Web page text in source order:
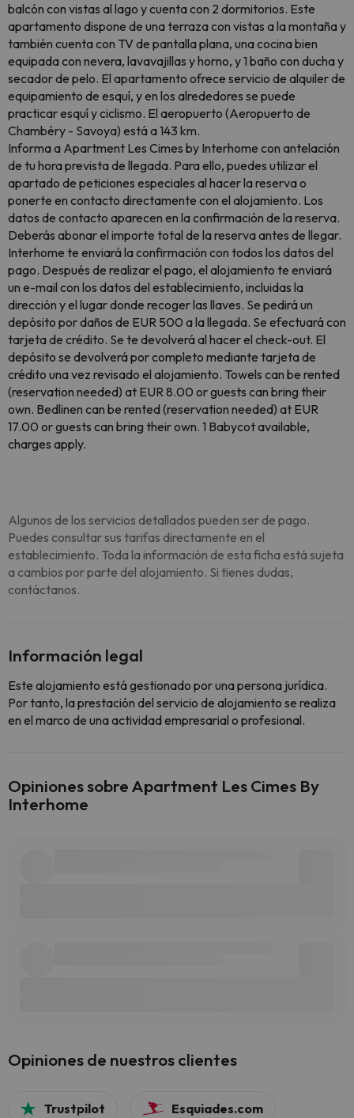
balcón con vistas al lago y cuenta con 2 dormitorios. Este
apartamento dispone de una terraza con vistas a la montaña y
también cuenta con TV de pantalla plana, una cocina bien
equipada con nevera, lavavajillas y horno, y 1 baño con ducha y
secador de pelo. El apartamento ofrece servicio de alquiler de
equipamiento de esquí, y en los alrededores se puede
practicar esquí y ciclismo. El aeropuerto (Aeropuerto de
Chambéry - Savoya) está a 143 km.
Informa a Apartment Les Cimes by Interhome con antelación
de tu hora prevista de llegada. Para ello, puedes utilizar el
apartado de peticiones especiales al hacer la reserva o
ponerte en contacto directamente con el alojamiento. Los
datos de contacto aparecen en la confirmación de la reserva.
Deberás abonar el importe total de la reserva antes de llegar.
Interhome te enviará la confirmación con todos los datos del
pago. Después de realizar el pago, el alojamiento te enviará
un e-mail con los datos del establecimiento, incluidas la
dirección y el lugar donde recoger las llaves. Se pedirá un
depósito por daños de EUR 500 a la llegada. Se efectuará con
tarjeta de crédito. Se te devolverá al hacer el check-out. El
depósito se devolverá por completo mediante tarjeta de
crédito una vez revisado el alojamiento. Towels can be rented
(reservation needed) at EUR 8.00 or guests can bring their
own. Bedlinen can be rented (reservation needed) at EUR
17.00 or guests can bring their own. 1 Babycot available,
charges apply.
Algunos de los servicios detallados pueden ser de pago.
Puedes consultar sus tarifas directamente en el
establecimiento. Toda la información de esta ficha está sujeta
a cambios por parte del alojamiento. Si tienes dudas,
contáctanos.
Información legal
Este alojamiento está gestionado por una persona jurídica.
Por tanto, la prestación del servicio de alojamiento se realiza
en el marco de una actividad empresarial o profesional.
Opiniones sobre Apartment Les Cimes By
Interhome
Opiniones de nuestros clientes
Trustpilot Esquiades.com